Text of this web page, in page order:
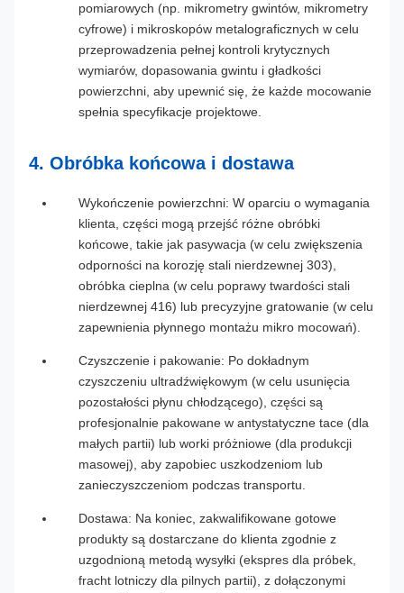
pomiarowych (np. mikrometry gwintów, mikrometry
cyfrowe) i mikroskopów metalograficznych w celu
przeprowadzenia pełnej kontroli krytycznych
wymiarów, dopasowania gwintu i gładkości
powierzchni, aby upewnić się, że każde mocowanie
spełnia specyfikacje projektowe.
4. Obróbka końcowa i dostawa
Wykończenie powierzchni: W oparciu o wymagania
klienta, części mogą przejść różne obróbki
końcowe, takie jak pasywacja (w celu zwiększenia
odporności na korozję stali nierdzewnej 303),
obróbka cieplna (w celu poprawy twardości stali
nierdzewnej 416) lub precyzyjne gratowanie (w celu
zapewnienia płynnego montażu mikro mocowań).
Czyszczenie i pakowanie: Po dokładnym
czyszczeniu ultradźwiękowym (w celu usunięcia
pozostałości płynu chłodzącego), części są
profesjonalnie pakowane w antystatyczne tace (dla
małych partii) lub worki próżniowe (dla produkcji
masowej), aby zapobiec uszkodzeniom lub
zanieczyszczeniom podczas transportu.
Dostawa: Na koniec, zakwalifikowane gotowe
produkty są dostarczane do klienta zgodnie z
uzgodnioną metodą wysyłki (ekspres dla próbek,
fracht lotniczy dla pilnych partii), z dołączonymi